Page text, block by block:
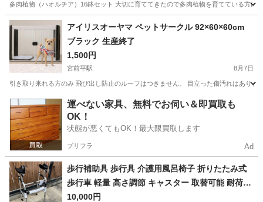
多肉植物（ハオルチア）16鉢セット 大切に育ててきたので多肉植物を育てている方
神奈川 横浜市 弥生台駅
アイリスオーヤマ ペットサークル 92×60×60cm
ブラック 生産終了
1,500円
宮前平駅 8月7日
引き取り来れる方のみ 飛び出し防止のルーフはつきません。 目立った傷汚れはあり
神奈川 川崎市 宮前平駅 その他
運べない家具、無料でお伺い＆即買取も
OK！
状態が悪くてもOK！最大限買取します
プリフラ Ad
歩行補助具 歩行具 介護用風呂椅子 折りたたみ式
歩行車 軽量 高さ調節 キャスター 取替可能 耐荷重
100kg 高齢者用@Y倉
10,000円